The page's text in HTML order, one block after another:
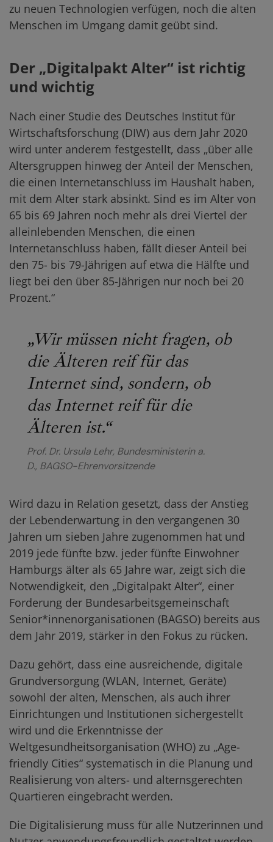
zu neuen Technologien verfügen, noch die alten
Menschen im Umgang damit geübt sind.
Der „Digitalpakt Alter“ ist richtig
und wichtig
Nach einer Studie des Deutsches Institut für
Wirtschaftsforschung (DIW) aus dem Jahr 2020
wird unter anderem festgestellt, dass „über alle
Altersgruppen hinweg der Anteil der Menschen,
die einen Internetanschluss im Haushalt haben,
mit dem Alter stark absinkt. Sind es im Alter von
65 bis 69 Jahren noch mehr als drei Viertel der
alleinlebenden Menschen, die einen
Internetanschluss haben, fällt dieser Anteil bei
den 75- bis 79-Jährigen auf etwa die Hälfte und
liegt bei den über 85-Jährigen nur noch bei 20
Prozent.“
„Wir müssen nicht fragen, ob
die Älteren reif für das
Internet sind, sondern, ob
das Internet reif für die
Älteren ist.“
Prof. Dr. Ursula Lehr, Bundesministerin a.
D., BAGSO-Ehrenvorsitzende
Wird dazu in Relation gesetzt, dass der Anstieg
der Lebenderwartung in den vergangenen 30
Jahren um sieben Jahre zugenommen hat und
2019 jede fünfte bzw. jeder fünfte Einwohner
Hamburgs älter als 65 Jahre war, zeigt sich die
Notwendigkeit, den „Digitalpakt Alter“, einer
Forderung der Bundesarbeitsgemeinschaft
Senior*innenorganisationen (BAGSO) bereits aus
dem Jahr 2019, stärker in den Fokus zu rücken.
Dazu gehört, dass eine ausreichende, digitale
Grundversorgung (WLAN, Internet, Geräte)
sowohl der alten, Menschen, als auch ihrer
Einrichtungen und Institutionen sichergestellt
wird und die Erkenntnisse der
Weltgesundheitsorganisation (WHO) zu „Age-
friendly Cities“ systematisch in die Planung und
Realisierung von alters- und alternsgerechten
Quartieren eingebracht werden.
Die Digitalisierung muss für alle Nutzerinnen und